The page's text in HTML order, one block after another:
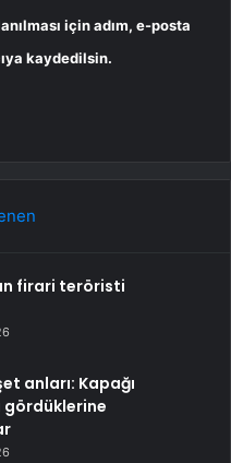
için adım, e-posta
kaydedilsin.
firari teröristi
anları: Kapağı
gördüklerine